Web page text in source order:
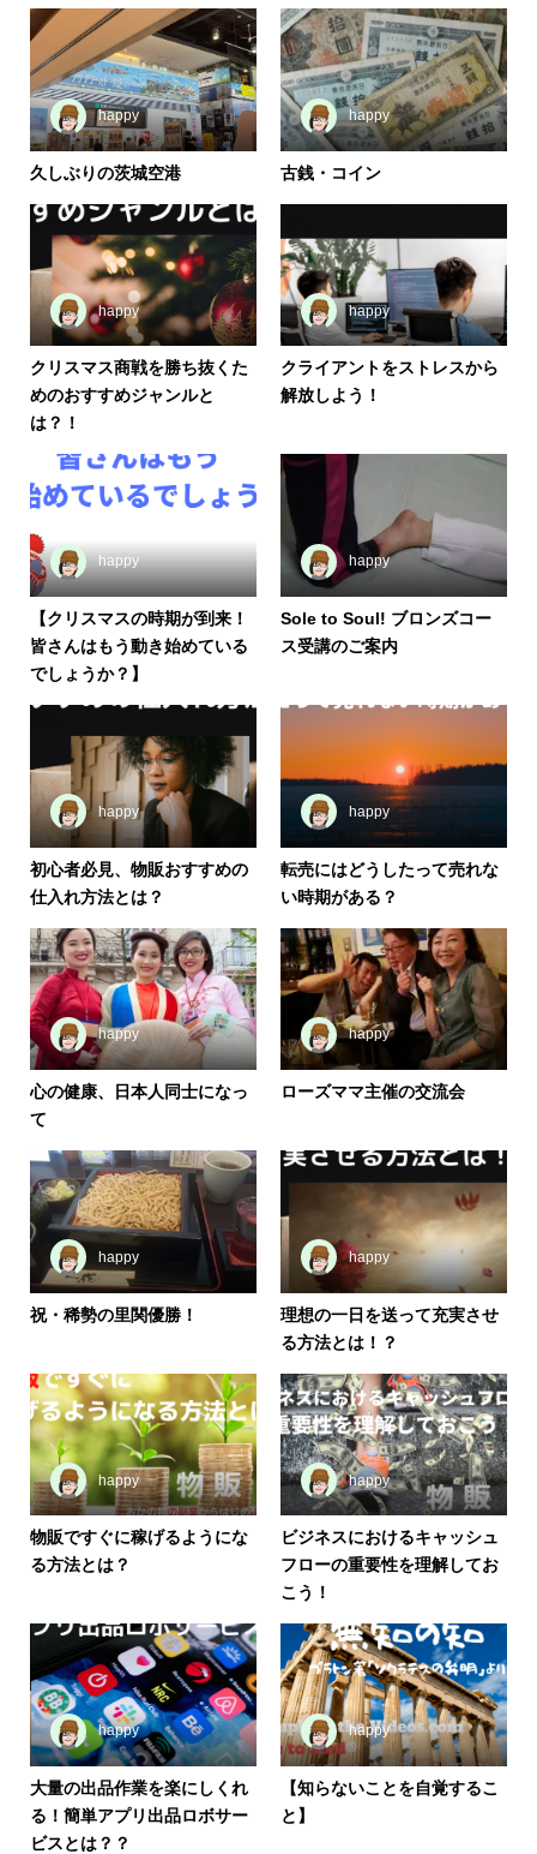
happy
久しぶりの茨城空港
happy
古銭・コイン
happy
クリスマス商戦を勝ち抜くた
めのおすすめジャンルと
は？！
happy
クライアントをストレスから
解放しよう！
happy
【クリスマスの時期が到来！
皆さんはもう動き始めている
でしょうか？】
happy
Sole to Soul! ブロンズコー
ス受講のご案内
happy
初心者必見、物販おすすめの
仕入れ方法とは？
happy
転売にはどうしたって売れな
い時期がある？
happy
心の健康、日本人同士になっ
て
happy
ローズママ主催の交流会
happy
祝・稀勢の里関優勝！
happy
理想の一日を送って充実させ
る方法とは！？
happy
物販ですぐに稼げるようにな
る方法とは？
happy
ビジネスにおけるキャッシュ
フローの重要性を理解してお
こう！
happy
大量の出品作業を楽にしくれ
る！簡単アプリ出品ロボサー
ビスとは？？
happy
【知らないことを自覚するこ
と】